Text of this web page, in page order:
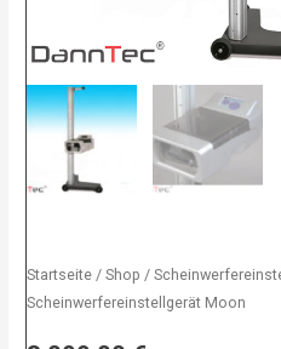
Startseite /Shop /
Scheinwerfereinstellgerät Moon